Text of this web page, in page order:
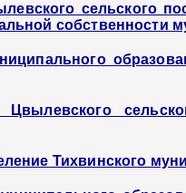
сельского
собственности
Тихвинского